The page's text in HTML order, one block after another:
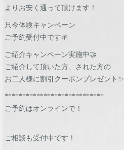
よりお安く通って頂けます！
只今体験キャンペーン
ご予約受付中です🌱
ご紹介キャンペーン実施中🤝
ご紹介して頂いた方、された方の
お二人様に割引クーポンプレゼント✨
****************************
ご予約はオンラインで！
ご相談も受付中です！